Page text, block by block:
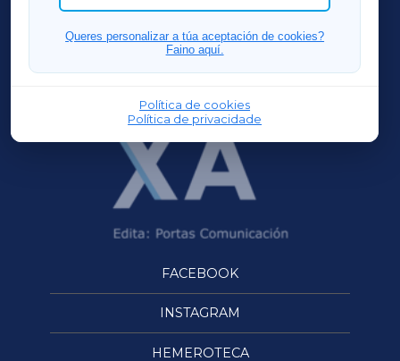
Queres personalizar a túa aceptación de cookies?
Faino aquí.
Política de cookies
Política de privacidade
FERROLXA
OURENSEXA
FACEBOOK
INSTAGRAM
HEMEROTECA